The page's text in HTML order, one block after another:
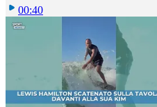
00:40